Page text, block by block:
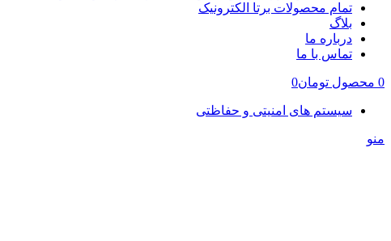
تمام محصولات برتا الکترونیک
بلاگ
درباره ما
تماس با ما
0 محصول تومان0
سیستم های امنیتی و حفاظتی
منو